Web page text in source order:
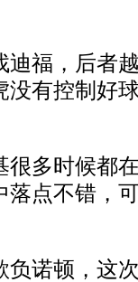
福，后者越
没有控制好
多时候都在
落点不错，
诺顿，这次